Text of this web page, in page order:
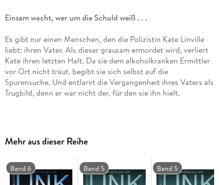
Einsam wacht, wer um die Schuld weiß . . .
Es gibt nur einen Menschen, den die Polizistin Kate Linville
liebt: ihren Vater. Als dieser grausam ermordet wird, verliert
Kate ihren letzten Halt. Da sie dem alkoholkranken Ermittler
vor Ort nicht traut, begibt sie sich selbst auf die
Spurensuche. Und entlarvt die Vergangenheit ihres Vaters als
Trugbild, denn er war nicht der, für den sie ihn hielt.
Mehr aus dieser Reihe
Band 6 Band 5 Band 5